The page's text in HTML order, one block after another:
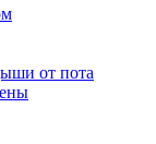
от пота